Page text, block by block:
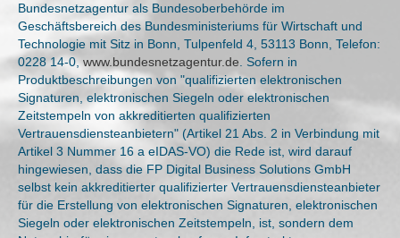
Bundesnetzagentur als Bundesoberbehörde im
Geschäftsbereich des Bundesministeriums für Wirtschaft und
Technologie mit Sitz in Bonn, Tulpenfeld 4, 53113 Bonn, Telefon:
0228 14-0,www.bundesnetzagentur.de . Sofern in
Produktbeschreibungen von "qualifizierten elektronischen
Signaturen, elektronischen Siegeln oder elektronischen
Zeitstempeln von akkreditierten qualifizierten
Vertrauensdiensteanbietern" (Artikel 21 Abs. 2 in Verbindung mit
Artikel 3 Nummer 16 a eIDAS-VO) die Rede ist, wird darauf
hingewiesen, dass die FP Digital Business Solutions GmbH
selbst kein akkreditierter qualifizierter Vertrauensdiensteanbieter
für die Erstellung von elektronischen Signaturen, elektronischen
Siegeln oder elektronischen Zeitstempeln, ist, sondern dem